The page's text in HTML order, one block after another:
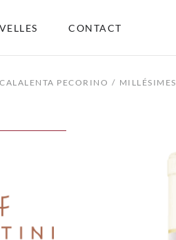
CONTACT
CALALENTA PECORINO MILLÉSIMES